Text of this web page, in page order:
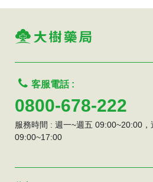
客服電話 :
0800-678-222
服務時間 : 週一~週五 09:00~20:00，
09:00~17:00